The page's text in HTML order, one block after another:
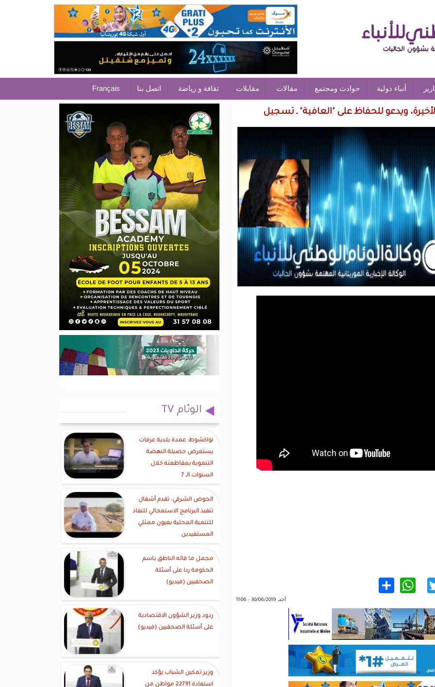
أنباء دولية حوادث ومجتمع مقالات مقابلات ثقافة و رياضة اتصل بنا Français
ويدعو للحفاظ على "العافية" ـ تسجيل
Twitter
WhatsApp
أحد, 30/06/2019 - 11:06
الوئام TV
نواكشوط: عمدة بلدية عرفات
يستعرض حصيلة النهضة
التنموية بمقاطعته خلال
السنوات الـ 7
الحوض الشرقي: تقدم أشغال
تنفيذ البرنامج الاستعجالي للنفاذ
للتنمية المحلية بعيون ممثلي
المستفيدين
مجمل ما قاله الناطق باسم
الحكومة ردا على أسئلة
الصحفيين (فيديو)
ردود وزير الشؤون الاقتصادية
على أسئلة الصحفيين (فيديو)
وزير تمكين الشباب يؤكد
استفادة 22791 مواطن من